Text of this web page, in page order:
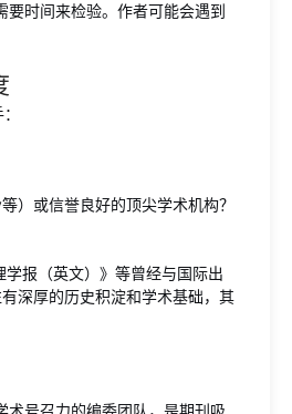
要时间来检验。作者可能会遇到
）或信誉良好的顶尖学术机构？
报（英文）》等曾经与国际出
深厚的历史积淀和学术基础，其
术号召力的编委团队，是期刊吸